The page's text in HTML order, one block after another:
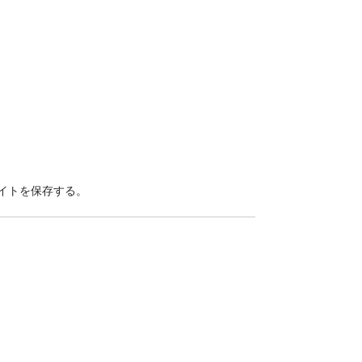
を保存する。